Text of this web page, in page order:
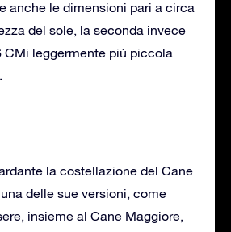
anche le dimensioni pari a circa
del sole, la seconda invece
CMi leggermente più piccola
la costellazione del Cane
delle sue versioni, come
insieme al Cane Maggiore,